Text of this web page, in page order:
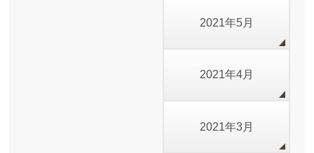
2021年5月
2021年4月
2021年3月